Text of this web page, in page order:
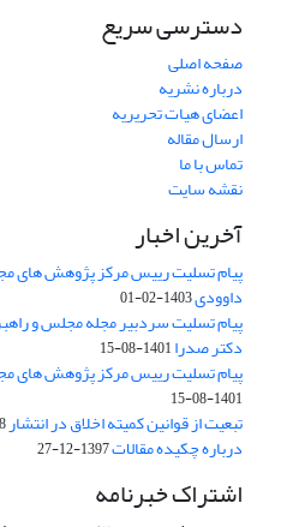
دسترسی سریع
صفحه اصلی
درباره نشریه
اعضای هیات تحریریه
ارسال مقاله
تماس با ما
نقشه سایت
آخرین اخبار
پیام تسلیت رییس مرکز پژوهش های
داوودی1403-02-01
پیام تسلیت سردبیر مجله مجلس و
دکتر صدرا1401-08-15
پیام تسلیت رییس مرکز پژوهش های
1401-08-15
تبعیت از قوانین کمیته اخلاق در انتشار
درباره چکیده مقالات1397-12-27
اشتراک خبرنامه